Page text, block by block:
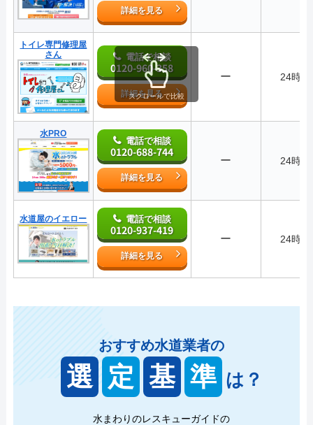
詳細を見る
トイレ専門修理屋
さん
電話で相談
0120-960-358
詳細を見る
ー 24時間
水PRO
電話で相談
0120-688-744
詳細を見る
ー 24時間
水道屋のイエロー 電話で相談
0120-937-419
詳細を見る
ー 24時間
スクロールで比較
おすすめ水道業者の
選 定 基 準 は？
水まわりのレスキューガイドの